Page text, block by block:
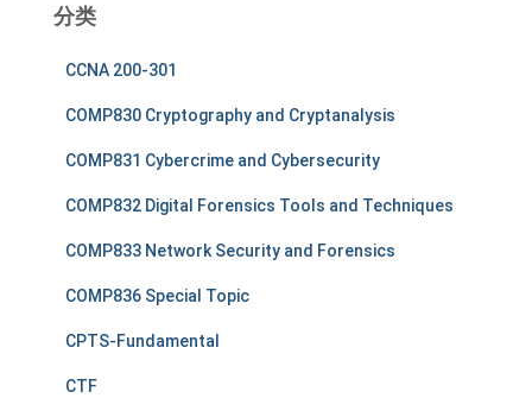
分类
CCNA 200-301
COMP830 Cryptography and Cryptanalysis
COMP831 Cybercrime and Cybersecurity
COMP832 Digital Forensics Tools and Techniques
COMP833 Network Security and Forensics
COMP836 Special Topic
CPTS-Fundamental
CTF